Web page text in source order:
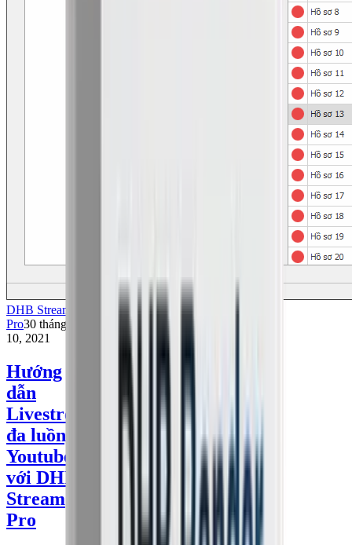
DHB Stream
Pro30 tháng
10, 2021
Hướng
dẫn
Livestream
đa luồng
Youtube
với DHB
Stream
Pro